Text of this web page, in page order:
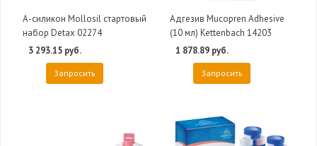
А-силикон Mollosil стартовый
набор Detax 02274
3 293.15 руб.
Запросить
Адгезив Mucopren Adhesive
(10 мл) Kettenbach 14203
1 878.89 руб.
Запросить